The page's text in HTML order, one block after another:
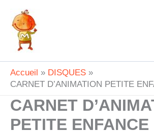
contenu
Accueil
DISQUES
CARNET D’ANIMATION PETITE
CARNET
PETITE ENFANCE